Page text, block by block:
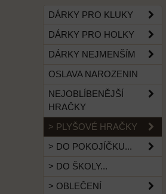
DÁRKY PRO KLUKY
DÁRKY PRO HOLKY
DÁRKY NEJMENŠÍM
OSLAVA NAROZENIN
NEJOBLÍBENĚJŠÍ
HRAČKY
> PLYŠOVÉ HRAČKY
> DO POKOJÍČKU...
> DO ŠKOLY...
> OBLEČENÍ